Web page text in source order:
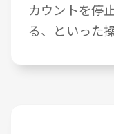
カウントを停
る、といった